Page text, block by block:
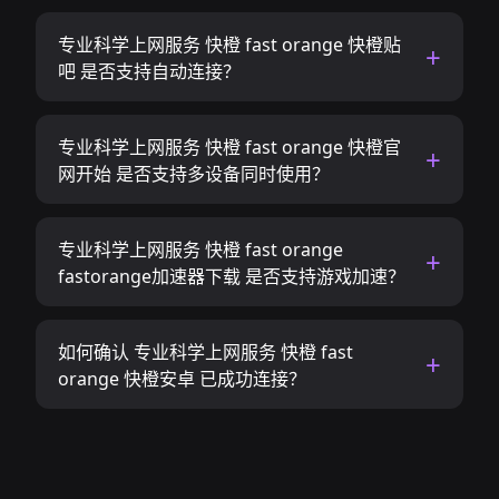
专业科学上网服务 快橙 fast orange 快橙贴
吧 是否支持自动连接？
专业科学上网服务 快橙 fast orange 快橙官
网开始 是否支持多设备同时使用？
专业科学上网服务 快橙 fast orange
fastorange加速器下载 是否支持游戏加速？
如何确认 专业科学上网服务 快橙 fast
orange 快橙安卓 已成功连接？